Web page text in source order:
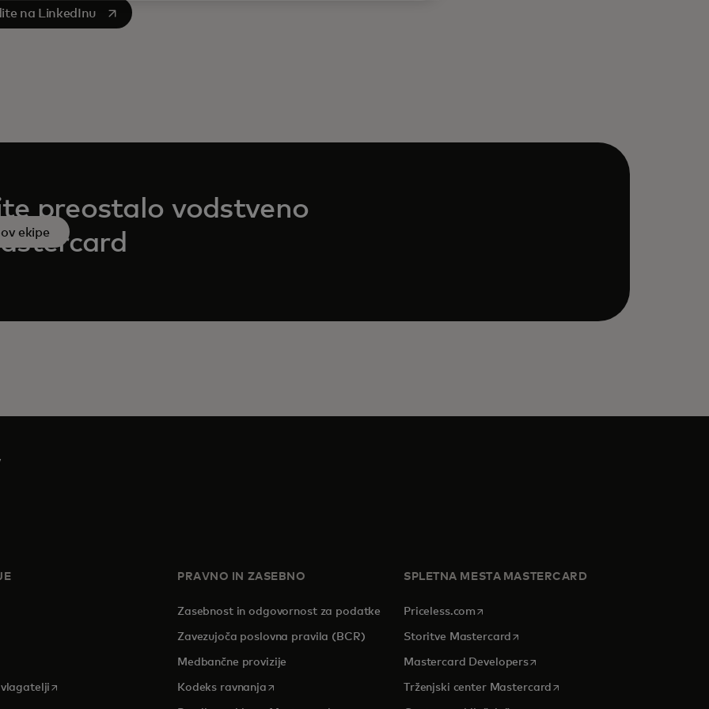
na LinkedInu
in a new tab
preostalo vodstveno
ekipe
in a new tab
opens in a new tab
PRAVNO IN ZASEBNO
Zasebnost in odgovornost za podatke
Zavezujoča poslovna pravila (BCR)
Medbančne provizije
Kodeks ravnanjaopens in a new tab
SPLETNA MESTA MASTERCARD
Priceless.com opens in a new tab
Storitve Mastercard opens in a new tab
Mastercard Developersopens in a new tab
Trženjski center Mastercard opens in a new tab